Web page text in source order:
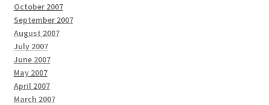
October 2007
September 2007
August 2007
July 2007
June 2007
May 2007
April 2007
March 2007